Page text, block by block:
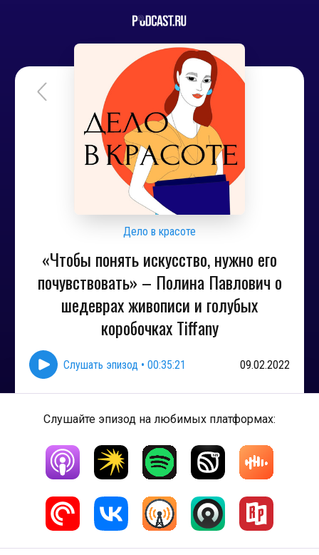
Дело в красоте
«Чтобы понять искусство, нужно его
почувствовать» – Полина Павлович о
шедеврах живописи и голубых
коробочках Tiffany
Слушать эпизод • 00:35:21 09.02.2022
Слушайте эпизод на любимых платформах: